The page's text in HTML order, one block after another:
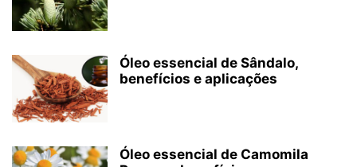
Óleo essencial de Sândalo,
benefícios e aplicações
Óleo essencial de Camomila